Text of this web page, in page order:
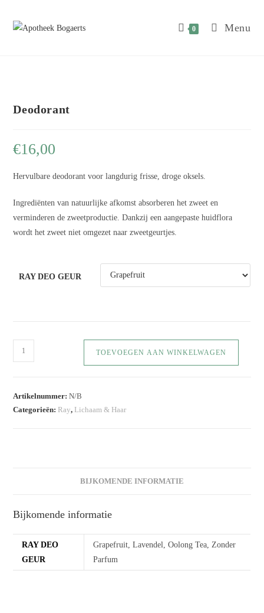
0 Menu
Deodorant
€16,00
Hervulbare deodorant voor langdurig frisse, droge oksels.
Ingrediënten van natuurlijke afkomst absorberen het zweet en
verminderen de zweetproductie. Dankzij een aangepaste huidflora
wordt het zweet niet omgezet naar zweetgeurtjes.
RAY DEO GEUR
TOEVOEGEN AAN WINKELWAGEN
Artikelnummer:N/B
Categorieën: Ray, Lichaam & Haar
BIJKOMENDE INFORMATIE
Bijkomende informatie
RAY DEO
GEUR
Grapefruit, Lavendel, Oolong Tea, Zonder
Parfum